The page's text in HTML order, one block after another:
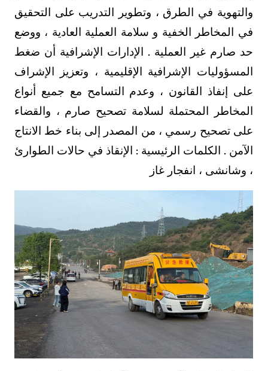
والتهوية في الطرق ، وتطوير التدريب على التحقيق
في المخاطر الخفية و سلامة العملية العادية ، ووضع
حد صارم غير العملية . الإدارات الإشرافية أن ضغط
المسؤوليات الإشرافية الإقليمية ، وتعزيز الإشراف
على إنفاذ القانون ، وعدم التسامح مع جميع أنواع
المخاطر المحتملة لسلامة تصحيح صارم ، والقضاء
على تصحيح رسمي ، من المصدر إلى بناء خط الانتاج
الآمن . الكلمات الرئيسية : الإنقاذ في حالات الطوارئ
، وشانشى ، انفجار غاز